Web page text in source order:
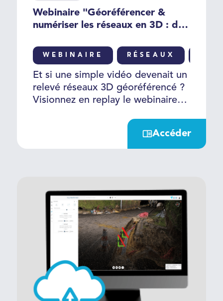
Webinaire "Géoréférencer &
numériser les réseaux en 3D : de
collaborative"
WEBINAIRE RÉSEAUX
Et si une simple vidéo devenait un
relevé réseaux 3D géoréférencé ?
Visionnez en replay le webinaire
transformer une simple vidéo de
chantier en données réseaux 3D
géoréférencées, directement
numériques.
Accéder